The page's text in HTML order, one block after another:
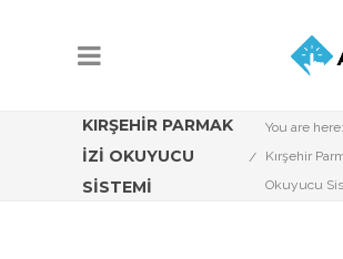
KIRŞEHIR PARMAK
İZI OKUYUCU
SISTEMI
You are here:
Kırşehir
Okuyucu